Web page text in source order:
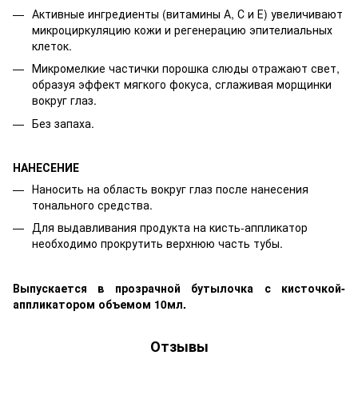
Активные ингредиенты (витамины А, С и Е) увеличивают
микроциркуляцию кожи и регенерацию эпителиальных
клеток.
Микромелкие частички порошка слюды отражают свет,
образуя эффект мягкого фокуса, сглаживая морщинки
вокруг глаз.
Без запаха.
НАНЕСЕНИЕ
Наносить на область вокруг глаз после нанесения
тонального средства.
Для выдавливания продукта на кисть-аппликатор
необходимо прокрутить верхнюю часть тубы.
Выпускается в прозрачной бутылочка с кисточкой-
аппликатором объемом 10мл.
Отзывы